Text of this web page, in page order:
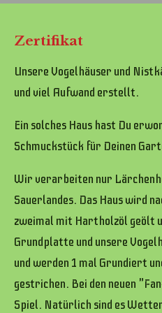
Zertifikat
Unsere Vogelhäuser und
und viel Aufwand erstellt.
Ein solches Haus hast Du
Schmuckstück für Deinen
Wir verarbeiten nur
Sauerlandes. Das Haus wird
zweimal mit Hartholzöl geölt
Grundplatte und unsere
und werden 1 mal Grundiert
gestrichen. Bei den neuen
Spiel. Natürlich sind es